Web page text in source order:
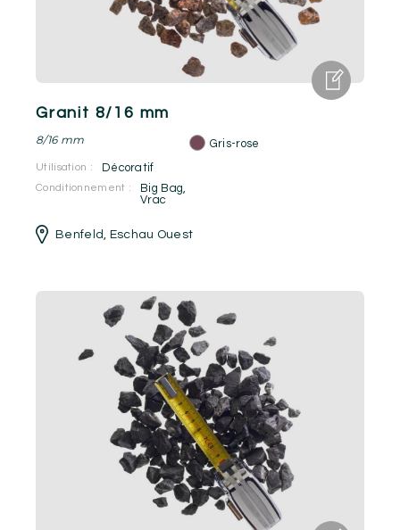
Granit 8/16 mm
8/16 mm Gris-rose
Utilisation : Décoratif
Conditionnement : Big Bag,
Vrac
Benfeld, Eschau Ouest